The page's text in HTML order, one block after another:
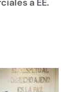
a EE.